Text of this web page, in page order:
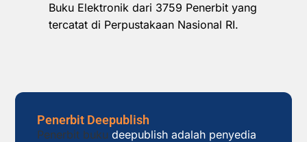
Buku Elektronik dari 3759 Penerbit yang
tercatat di Perpustakaan Nasional RI.
Penerbit Deepublish
Penerbit buku deepublish adalah penyedia